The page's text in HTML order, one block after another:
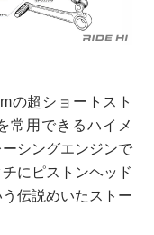
の超ショートスト
常用できるハイメ
シングエンジンで
にピストンヘッド
伝説めいたストー